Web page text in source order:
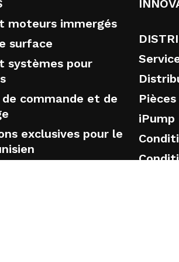
moteurs immergés
surface
systèmes pour
commande et de
exclusives pour le
iPump